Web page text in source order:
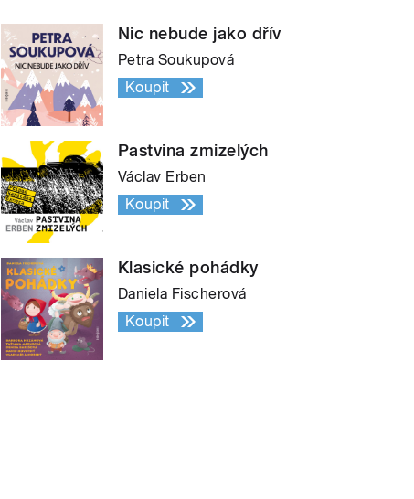
Nic nebude jako dřív
Petra Soukupová
Koupit
Pastvina zmizelých
Václav Erben
Koupit
Klasické pohádky
Daniela Fischerová
Koupit